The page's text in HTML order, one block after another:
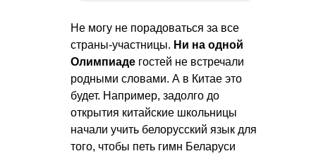
Не могу не порадоваться за все
страны-участницы. Ни на одной
Олимпиаде гостей не встречали
родными словами. А в Китае это
будет. Например, задолго до
открытия китайские школьницы
начали учить белорусский язык для
того, чтобы петь гимн Беларуси